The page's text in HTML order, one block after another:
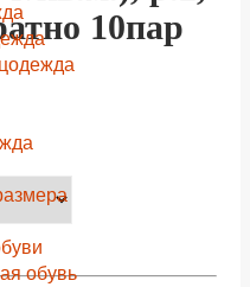
обувь
10пар